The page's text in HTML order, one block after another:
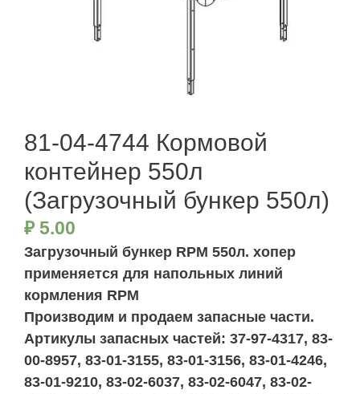
81-04-4744 Кормовой
контейнер 550л
(Загрузочный бункер 550л)
₽ 5.00
Загрузочный бункер RPM 550л. хопер
применяется для напольных линий
кормления RPM
Производим и продаем запасные части.
Артикулы запасных частей: 37-97-4317, 83-
00-8957, 83-01-3155, 83-01-3156, 83-01-4246,
83-01-9210, 83-02-6037, 83-02-6047, 83-02-